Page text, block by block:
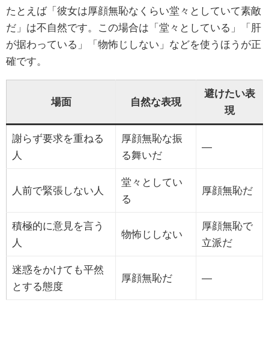
たとえば「彼女は厚顔無恥なくらい堂々としていて素敵
だ」は不自然です。この場合は「堂々としている」「肝
が据わっている」「物怖じしない」などを使うほうが正
確です。
場面 自然な表現
避けたい表
現
謝らず要求を重ねる
人
厚顔無恥な振
る舞いだ
―
人前で緊張しない人
堂々としてい
る
厚顔無恥だ
積極的に意見を言う
人
物怖じしない
厚顔無恥で
立派だ
迷惑をかけても平然
とする態度
厚顔無恥だ ―